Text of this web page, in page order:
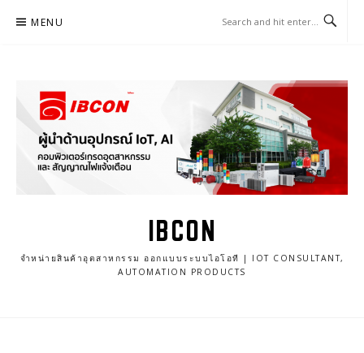
MENU
IBCON
จำหน่ายสินค้าอุตสาหกรรม ออกแบบระบบไอโอที | IOT CONSULTANT,
AUTOMATION PRODUCTS